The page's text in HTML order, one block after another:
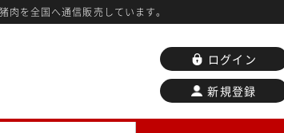
を全国へ通信販売しています。
ログイン
新規登録